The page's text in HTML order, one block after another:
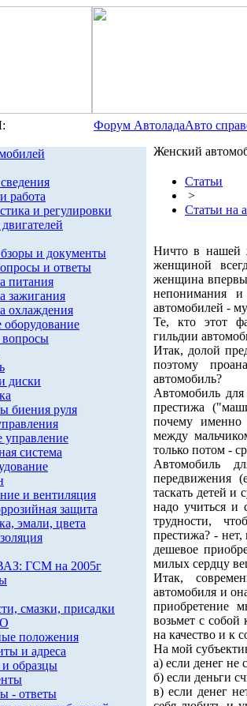
Форум АвтоладаАвто
работа
и регулировки
и документы
и ответы
питания
зажигания
охлаждения
оборудование
вопросы
диски
биения руля
управление
система
и вентиляция
защита
эмали, цвета
ГСМ на 2005г
смазки, присадки
положения
и адреса
образцы
- ответы
Женский
Статьи
>
Статьи на
Ничто в нашей
женщиной
женщина
непонимания
автомобилей -
Те, кто этот
гильдии
Итак, долой
поэтому
автомобиль?
Автомобиль
престижа
почему именно
между
только потом -
Автомобиль
передвижения
таскать детей и
надо учиться и
трудности,
престижа? -
дешевое
милых сердцу
Итак,
автомобиля и
приобретение
возьмет с собой
на качество и к
На мой
а) если денег
б) если деньги
в) если денег